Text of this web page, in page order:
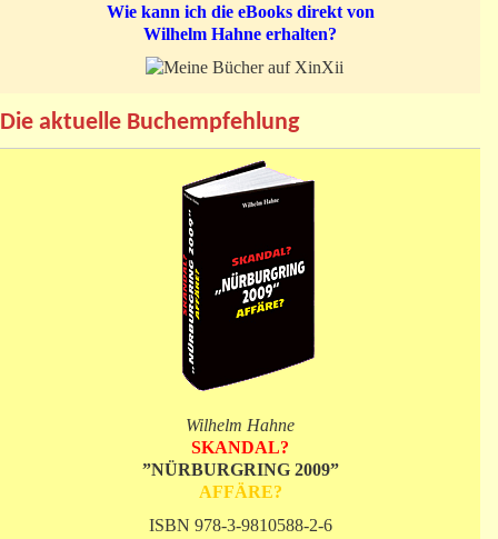
Wie kann ich die eBooks direkt von
Wilhelm Hahne erhalten?
Die aktuelle Buchempfehlung
Wilhelm Hahne
SKANDAL?
”NÜRBURGRING 2009”
AFFÄRE?
ISBN 978-3-9810588-2-6